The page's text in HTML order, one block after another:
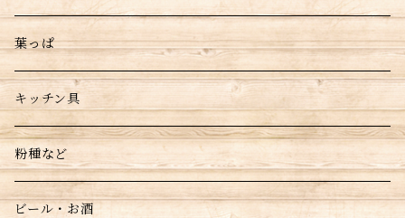
葉っぱ
キッチン具
粉種など
ビール・お酒